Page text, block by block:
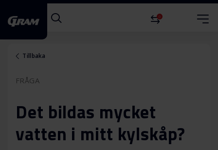
0
Tillbaka
FRÅGA
Det bildas mycket
vatten i mitt kylskåp?